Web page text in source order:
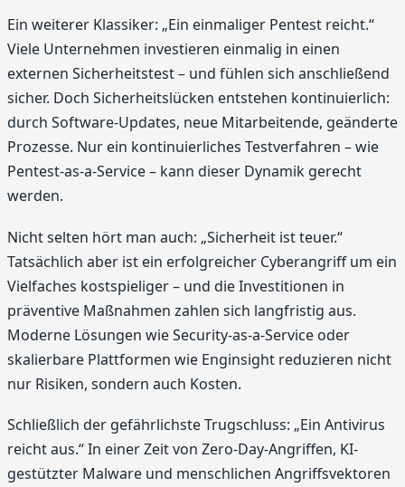
Ein weiterer Klassiker: „Ein einmaliger Pentest reicht.“
Viele Unternehmen investieren einmalig in einen
externen Sicherheitstest – und fühlen sich anschließend
sicher. Doch Sicherheitslücken entstehen kontinuierlich:
durch Software-Updates, neue Mitarbeitende, geänderte
Prozesse. Nur ein kontinuierliches Testverfahren – wie
Pentest-as-a-Service – kann dieser Dynamik gerecht
werden.
Nicht selten hört man auch: „Sicherheit ist teuer.“
Tatsächlich aber ist ein erfolgreicher Cyberangriff um ein
Vielfaches kostspieliger – und die Investitionen in
präventive Maßnahmen zahlen sich langfristig aus.
Moderne Lösungen wie Security-as-a-Service oder
skalierbare Plattformen wie Enginsight reduzieren nicht
nur Risiken, sondern auch Kosten.
Schließlich der gefährlichste Trugschluss: „Ein Antivirus
reicht aus.“ In einer Zeit von Zero-Day-Angriffen, KI-
gestützter Malware und menschlichen Angriffsvektoren